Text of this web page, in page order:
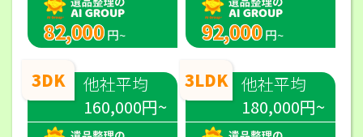
82,000 円~
3DK
他社平均
160,000円~
92,000 円~
3LDK 他社平均
180,000円~